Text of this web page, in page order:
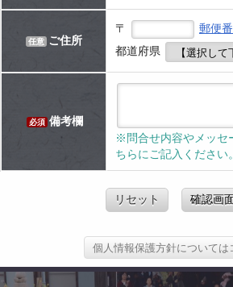
任意 ご住所
〒
郵便
都道府県
必須 備考欄
※問合せ内容やメッセ
ちらにご記入ください。
リセット 確認画
個人情報保護方針については